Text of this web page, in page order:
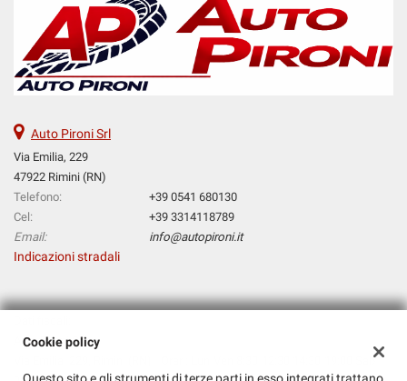
Auto Pironi Srl
Via Emilia, 229
47922 Rimini (RN)
Telefono:
+39 0541 680130
Cel:
+39 3314118789
Email:
info@autopironi.it
Indicazioni stradali
Auto Pironi Srl
Via Emilia, 229, Rimini (RN) - Orari: Lun-Ven 8:30-12:30 14:30-19:00 Sab
Cookie policy